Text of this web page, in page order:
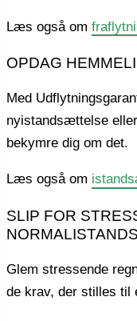
Læs også om
OPDAG
Med
nyistandsættelse
bekymre dig om det.
Læs også om
SLIP FOR
Glem stressende
de krav, der stilles til